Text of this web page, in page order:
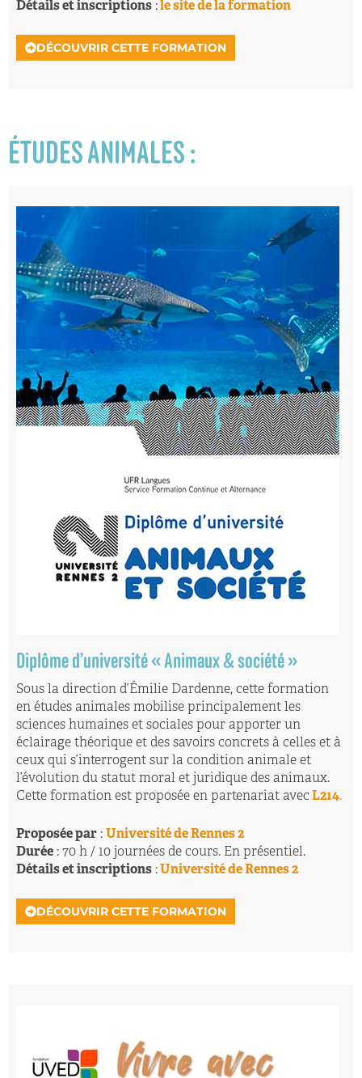
Détails et inscriptions :le site de la formation
DÉCOUVRIR CETTE FORMATION
ÉTUDES ANIMALES :
Diplôme d’université « Animaux & société »
Sous la direction d’Émilie Dardenne, cette formation
en études animales mobilise principalement les
sciences humaines et sociales pour apporter un
éclairage théorique et des savoirs concrets à celles et à
ceux qui s’interrogent sur la condition animale et
l’évolution du statut moral et juridique des animaux.
Cette formation est proposée en partenariat avec L214.
Proposée par : Université de Rennes 2
Durée : 70 h / 10 journées de cours. En présentiel.
Détails et inscriptions :Université de Rennes 2
DÉCOUVRIR CETTE FORMATION